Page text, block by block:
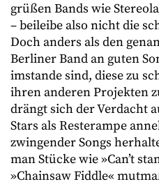
grüßen Bands wie
– beileibe also nicht die
Doch anders als den
Berliner Band an guten
imstande sind, diese zu
ihren anderen Projekten
drängt sich der Verdacht
Stars als Resterampe
zwingender Songs
man Stücke wie »Can’t
»Chainsaw Fiddle«